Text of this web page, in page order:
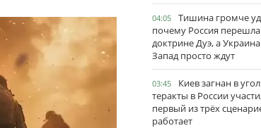
04:05
Тишина громче
почему Россия
доктрине Дуэ, а
Запад просто ждут
03:45
Киев загнан в
теракты в России
первый из трёх
работает